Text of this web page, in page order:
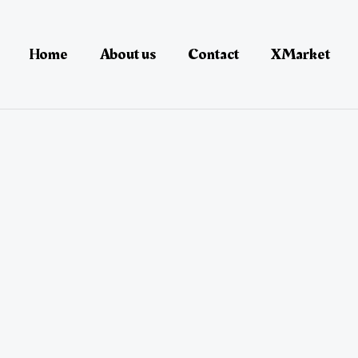
Home About us Contact XMarket